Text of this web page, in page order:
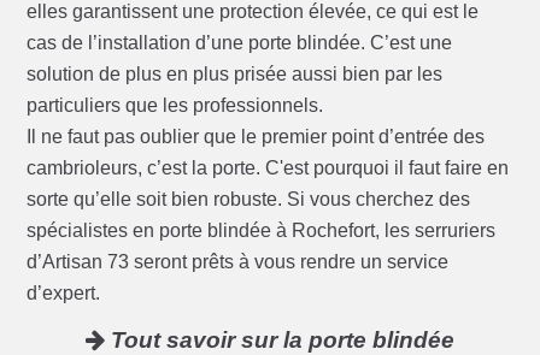
elles garantissent une protection élevée, ce qui est le
cas de l’installation d’une porte blindée. C’est une
solution de plus en plus prisée aussi bien par les
particuliers que les professionnels.
Il ne faut pas oublier que le premier point d’entrée des
cambrioleurs, c’est la porte. C'est pourquoi il faut faire en
sorte qu’elle soit bien robuste. Si vous cherchez des
spécialistes en porte blindée à Rochefort, les serruriers
d’Artisan 73 seront prêts à vous rendre un service
d’expert.
Tout savoir sur la porte blindée